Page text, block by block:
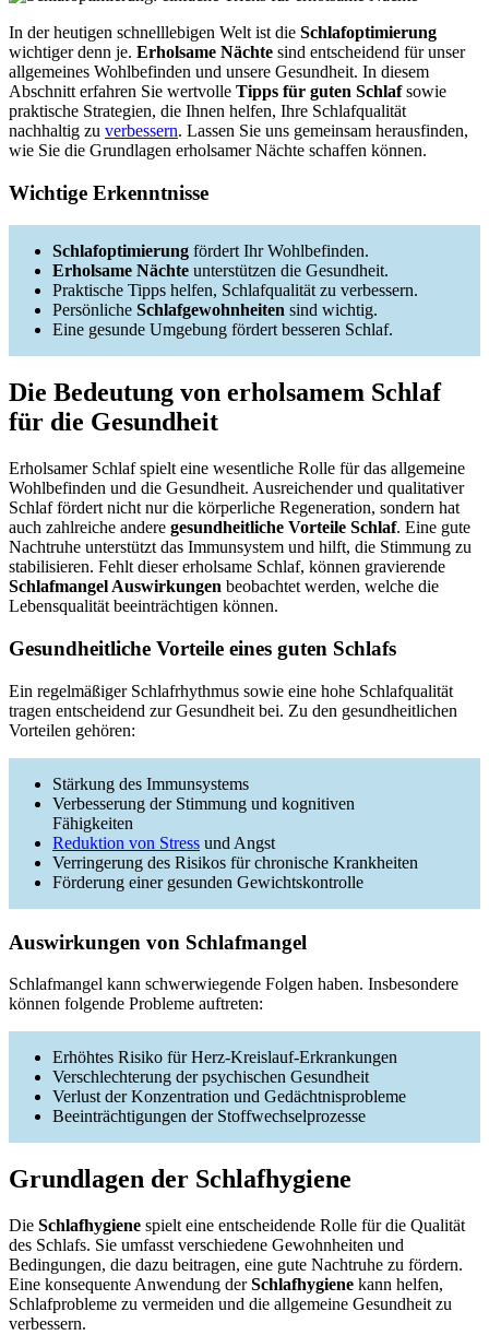
In der heutigen schnelllebigen Welt ist die Schlafoptimierung
wichtiger denn je. Erholsame Nächte sind entscheidend für unser
allgemeines Wohlbefinden und unsere Gesundheit. In diesem
Abschnitt erfahren Sie wertvolle Tipps für guten Schlafsowie
praktische Strategien, die Ihnen helfen, Ihre Schlafqualität
nachhaltig zu verbessern. Lassen Sie uns gemeinsam herausfinden,
wie Sie die Grundlagen erholsamer Nächte schaffen können.
Wichtige Erkenntnisse
Schlafoptimierung fördert Ihr Wohlbefinden.
Erholsame Nächte unterstützen die Gesundheit.
Praktische Tipps helfen, Schlafqualität zu verbessern.
Persönliche Schlafgewohnheiten sind wichtig.
Eine gesunde Umgebung fördert besseren Schlaf.
Die Bedeutung von erholsamem Schlaf
für die Gesundheit
Erholsamer Schlaf spielt eine wesentliche Rolle für das allgemeine
Wohlbefinden und die Gesundheit. Ausreichender und qualitativer
Schlaf fördert nicht nur die körperliche Regeneration, sondern hat
auch zahlreiche andere gesundheitliche Vorteile Schlaf. Eine gute
Nachtruhe unterstützt das Immunsystem und hilft, die Stimmung zu
stabilisieren. Fehlt dieser erholsame Schlaf, können gravierende
Schlafmangel Auswirkungen beobachtet werden, welche die
Lebensqualität beeinträchtigen können.
Gesundheitliche Vorteile eines guten Schlafs
Ein regelmäßiger Schlafrhythmus sowie eine hohe Schlafqualität
tragen entscheidend zur Gesundheit bei. Zu den gesundheitlichen
Vorteilen gehören:
Stärkung des Immunsystems
Verbesserung der Stimmung und kognitiven
Fähigkeiten
Reduktion von Stress und Angst
Verringerung des Risikos für chronische Krankheiten
Förderung einer gesunden Gewichtskontrolle
Auswirkungen von Schlafmangel
Schlafmangel kann schwerwiegende Folgen haben. Insbesondere
können folgende Probleme auftreten:
Erhöhtes Risiko für Herz-Kreislauf-Erkrankungen
Verschlechterung der psychischen Gesundheit
Verlust der Konzentration und Gedächtnisprobleme
Beeinträchtigungen der Stoffwechselprozesse
Grundlagen der Schlafhygiene
Die Schlafhygiene spielt eine entscheidende Rolle für die Qualität
des Schlafs. Sie umfasst verschiedene Gewohnheiten und
Bedingungen, die dazu beitragen, eine gute Nachtruhe zu fördern.
Eine konsequente Anwendung derSchlafhygiene kann helfen,
Schlafprobleme zu vermeiden und die allgemeine Gesundheit zu
verbessern.